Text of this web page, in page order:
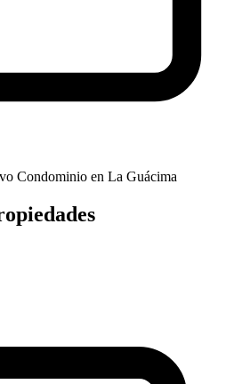
Condominio en La Guácima